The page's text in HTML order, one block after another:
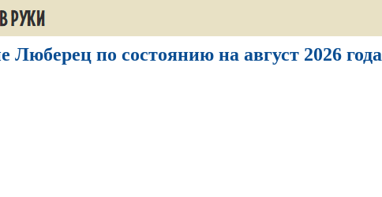
Люберец по состоянию на август 2026 года